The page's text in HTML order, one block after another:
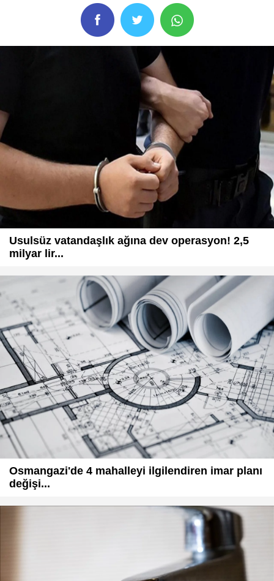
Usulsüz vatandaşlık ağına dev operasyon! 2,5
milyar lir...
Osmangazi'de 4 mahalleyi ilgilendiren imar planı
değişi...